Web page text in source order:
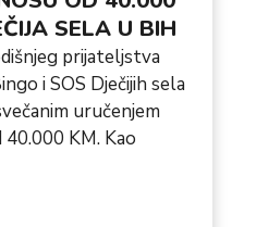
SELA U BIH
prijateljstva
i SOS Dječijih sela
uručenjem
KM. Kao